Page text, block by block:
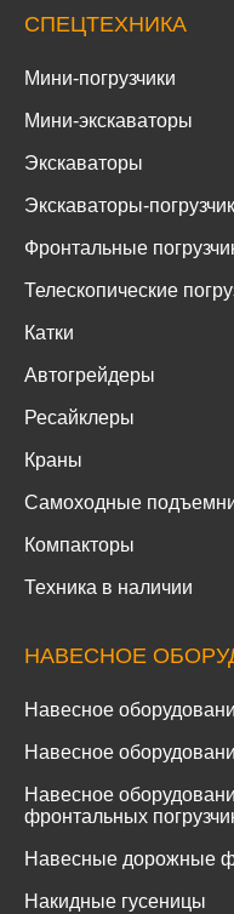
СПЕЦТЕХНИКА
Мини-погрузчики
Мини-экскаваторы
Экскаваторы
Экскаваторы-
Фронтальные
Телескопические
Катки
Автогрейдеры
Ресайклеры
Краны
Самоходные
Компакторы
Техника в наличии
НАВЕСНОЕ
Навесное
Навесное
Навесное
фронтальных
Навесные дорожные
Накидные гусеницы